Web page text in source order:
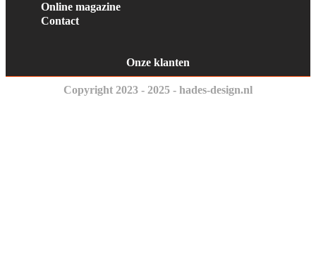
Online magazine
Contact
Onze klanten
Copyright 2023 - 2025 - hades-design.nl